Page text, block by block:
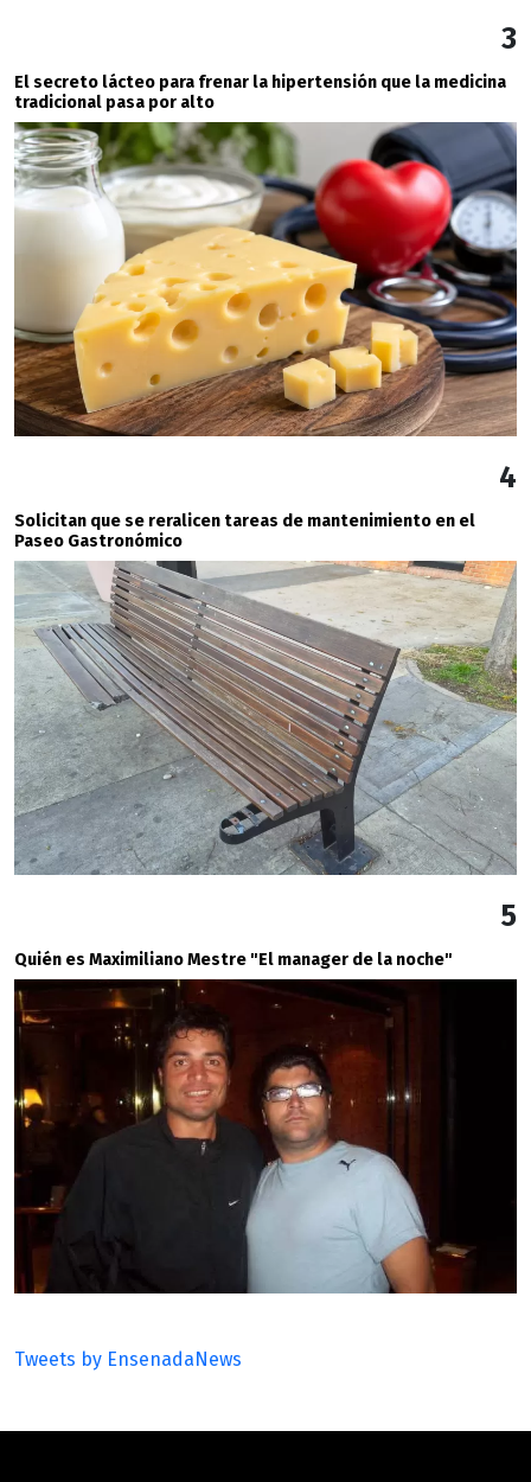
3
El secreto lácteo para frenar la hipertensión que la medicina
tradicional pasa por alto
4
Solicitan que se reralicen tareas de mantenimiento en el
Paseo Gastronómico
5
Quién es Maximiliano Mestre "El manager de la noche"
Tweets by EnsenadaNews